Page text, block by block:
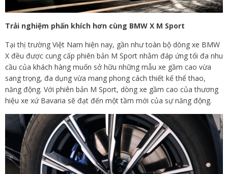
Trải nghiệm phấn khích hơn cùng BMW X M Sport
Tại thị trường Việt Nam hiện nay, gần như toàn bộ dòng xe BMW
X đều được cung cấp phiên bản M Sport nhằm đáp ứng tối đa nhu
cầu của khách hàng muốn sở hữu những mẫu xe gầm cao vừa
sang trọng, đa dụng vừa mang phong cách thiết kế thể thao,
năng động. Với phiên bản M Sport, dòng xe gầm cao của thương
hiệu xe xứ Bavaria sẽ đạt đến một tầm mới của sự năng động.